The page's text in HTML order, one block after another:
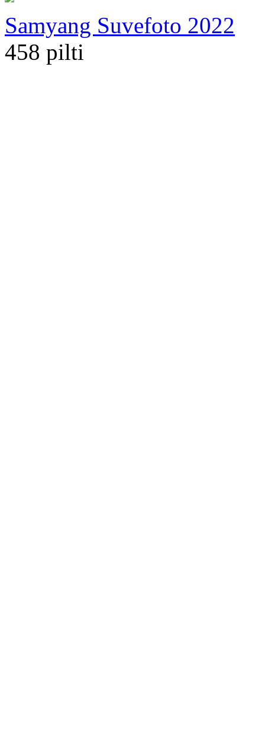
Samyang Suvefoto 2022
458 pilti